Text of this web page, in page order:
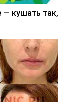
— кушать так,